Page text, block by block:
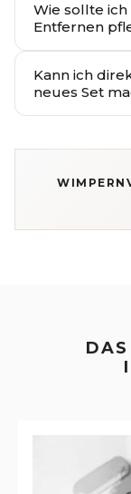
Wie sollte
Entfernen
Kann ich
neues Set